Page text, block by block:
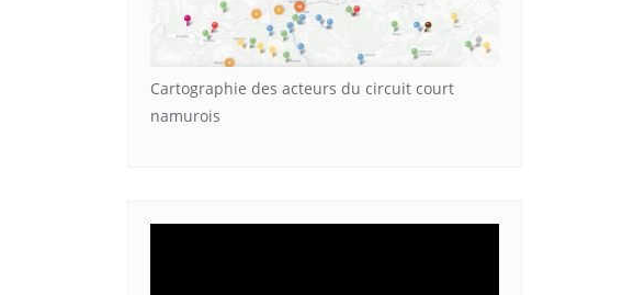
Cartographie des acteurs du circuit court
namurois